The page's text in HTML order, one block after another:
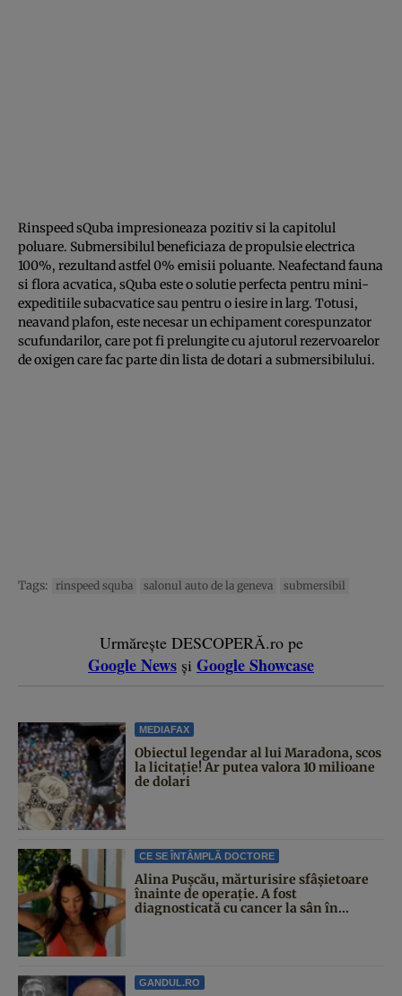
Rinspeed sQuba impresioneaza pozitiv si la capitolul
poluare. Submersibilul beneficiaza de propulsie electrica
100%, rezultand astfel 0% emisii poluante. Neafectand fauna
si flora acvatica, sQuba este o solutie perfecta pentru mini-
expeditiile subacvatice sau pentru o iesire in larg. Totusi,
neavand plafon, este necesar un echipament corespunzator
scufundarilor, care pot fi prelungite cu ajutorul rezervoarelor
de oxigen care fac parte din lista de dotari a submersibilului.
Tags: rinspeed squba salonul auto de la geneva submersibil
Urmărește DESCOPERĂ.ro pe
Google News și Google Showcase
MEDIAFAX
Obiectul legendar al lui Maradona, scos
la licitație! Ar putea valora 10 milioane
de dolari
CE SE ÎNTÂMPLĂ DOCTORE
Alina Pușcău, mărturisire sfâșietoare
înainte de operație. A fost
diagnosticată cu cancer la sân în...
GANDUL.RO